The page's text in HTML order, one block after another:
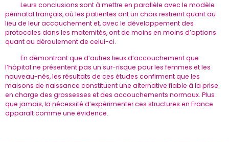
Leurs conclusions sont à mettre en parallèle avec le modèle
périnatal français, où les patientes ont un choix restreint quant au
lieu de leur accouchement et, avec le développement des
protocoles dans les maternités, ont de moins en moins d’options
quant au déroulement de celui-ci.
En démontrant que d’autres lieux d’accouchement que
l’hôpital ne présentent pas un sur-risque pour les femmes et les
nouveau-nés, les résultats de ces études confirment que les
maisons de naissance constituent une alternative fiable à la prise
en charge des grossesses et des accouchements normaux. Plus
que jamais, la nécessité d’expérimenter ces structures en France
apparaît comme une évidence.